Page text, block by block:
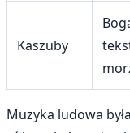
Kaszuby
Muzyka ludowa